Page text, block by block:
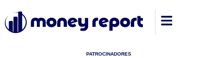
PATROCINADORES